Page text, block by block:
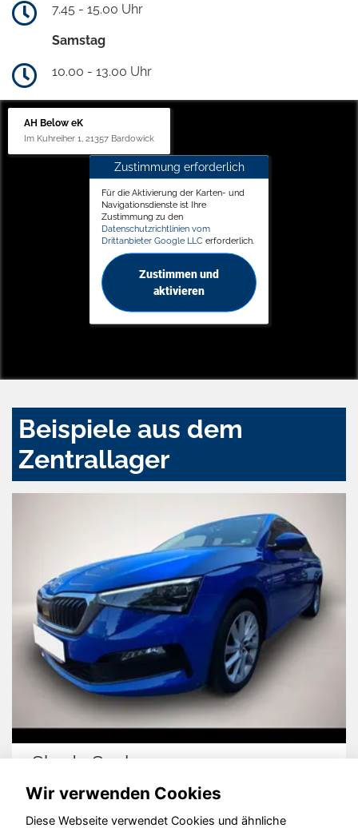
7.45 - 15.00 Uhr
Samstag
10.00 - 13.00 Uhr
AH Below eK
Im Kuhreiher 1, 21357 Bardowick
Zustimmung erforderlich
Für die Aktivierung der Karten- und
Navigationsdienste ist Ihre
Zustimmung zu den
Datenschutzrichtlinien vom
Drittanbieter Google LLC erforderlich.
Zustimmen und
aktivieren
Beispiele aus dem
Zentrallager
Hyundai
Wir verwenden Cookies
Diese Webseite verwendet Cookies und ähnliche